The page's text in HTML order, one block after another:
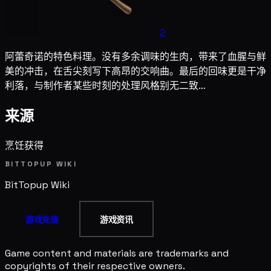
2
阿蕾奇诺的特色料理。没有多余调味的生肉，带来了血腥与鲜
美的冲击，在舌尖刻写下高昂的交响曲。最后的回味更是干净
利落，与制作者某些时刻的处理风格别无二致…
来源
烹饪获得
BITTOPUP WIKI
BitTopup Wiki
游戏充值 游戏资讯
Game content and materials are trademarks and
copyrights of their respective owners.